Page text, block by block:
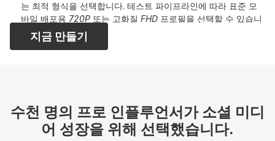
는 최적 형식을 선택합니다. 테스트 파이프라인에 따라 표준 모
바일 배포용 720P 또는 고화질 FHD 프로필을 선택할 수 있습니
다. 해상도를 선택한 뒤 처리 속도가
있는지 확인하고, 렌더링 엔진 품질을
지금 만들기
수천 명의 프로 인플루언서가 소셜 미디
어 성장을 위해 선택했습니다.